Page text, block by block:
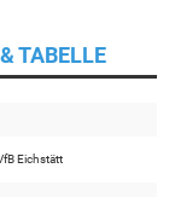
TABELLE
Eichstätt